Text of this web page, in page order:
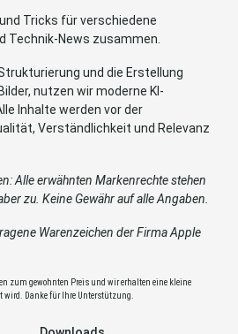
Tricks für verschiedene
Technik-News zusammen.
und die Erstellung
nutzen wir moderne KI-
Inhalte werden vor der
Verständlichkeit und Relevanz
Alle erwähnten Markenrechte stehen
zu. Keine Gewähr auf alle Angaben.
Warenzeichen der Firma Apple
zum gewohnten Preis und wir erhalten eine kleine
wird. Danke für Ihre Unterstützung.